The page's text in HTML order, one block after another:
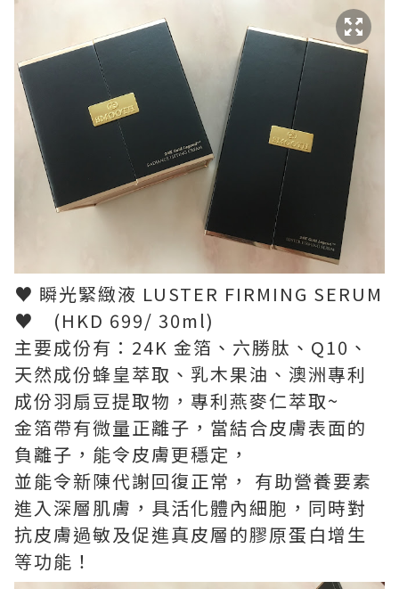
♥ 瞬光緊緻液 LUSTER FIRMING SERUM
♥ (HKD 699/ 30ml)
主要成份有：24K 金箔、六勝肽、Q10、
天然成份蜂皇萃取、乳木果油、澳洲專利
成份羽扇豆提取物，專利燕麥仁萃取~
金箔帶有微量正離子，當結合皮膚表面的
負離子，能令皮膚更穩定，
並能令新陳代謝回復正常， 有助營養要素
進入深層肌膚，具活化體內細胞，同時對
抗皮膚過敏及促進真皮層的膠原蛋白增生
等功能！